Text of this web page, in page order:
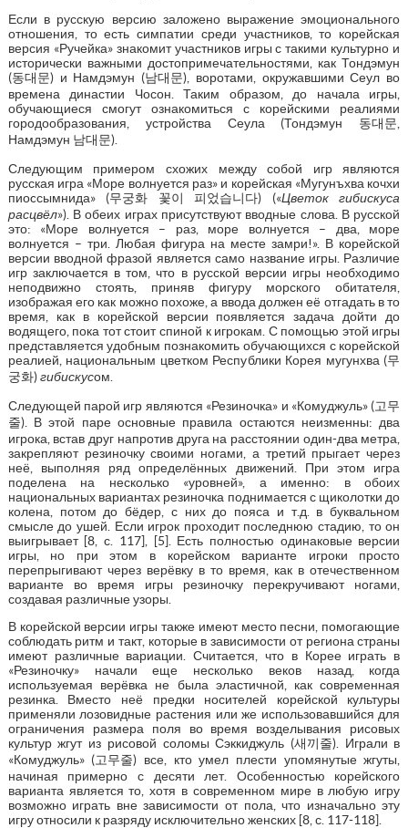
Если в русскую версию заложено выражение эмоционального
отношения, то есть симпатии среди участников, то корейская
версия «Ручейка» знакомит участников игры с такими культурно и
исторически важными достопримечательностями, как Тондэмун
(동대문) и Намдэмун (남대문), воротами, окружавшими Сеул во
времена династии Чосон. Таким образом, до начала игры,
обучающиеся смогут ознакомиться с корейскими реалиями
городообразования, устройства Сеула (Тондэмун 동대문,
Намдэмун 남대문).
Следующим примером схожих между собой игр являются
русская игра «Море волнуется раз» и корейская «Мугунъхва кочхи
пиоcсымнида» (무궁화 꽃이 피었습니다) («Цветок гибискуса
расцвёл»). В обеих играх присутствуют вводные слова. В русской
это: «Море волнуется – раз, море волнуется – два, море
волнуется – три. Любая фигура на месте замри!». В корейской
версии вводной фразой является само название игры. Различие
игр заключается в том, что в русской версии игры необходимо
неподвижно стоять, приняв фигуру морского обитателя,
изображая его как можно похоже, а ввода должен её отгадать в то
время, как в корейской версии появляется задача дойти до
водящего, пока тот стоит спиной к игрокам. С помощью этой игры
представляется удобным познакомить обучающихся с корейской
реалией, национальным цветком Республики Корея мугунхва (무
궁화)гибискусом.
Следующей парой игр являются «Резиночка» и «Комуджуль» (고무
줄). В этой паре основные правила остаются неизменны: два
игрока, встав друг напротив друга на расстоянии один-два метра,
закрепляют резиночку своими ногами, а третий прыгает через
неё, выполняя ряд определённых движений. При этом игра
поделена на несколько «уровней», а именно: в обоих
национальных вариантах резиночка поднимается с щиколотки до
колена, потом до бёдер, с них до пояса и т.д. в буквальном
смысле до ушей. Если игрок проходит последнюю стадию, то он
выигрывает [8, с. 117], [5]. Есть полностью одинаковые версии
игры, но при этом в корейском варианте игроки просто
перепрыгивают через верёвку в то время, как в отечественном
варианте во время игры резиночку перекручивают ногами,
создавая различные узоры.
В корейской версии игры также имеют место песни, помогающие
соблюдать ритм и такт, которые в зависимости от региона страны
имеют различные вариации. Считается, что в Корее играть в
«Резиночку» начали еще несколько веков назад, когда
используемая верёвка не была эластичной, как современная
резинка. Вместо неё предки носителей корейской культуры
применяли лозовидные растения или же использовавшийся для
ограничения размера поля во время возделывания рисовых
культур жгут из рисовой соломы Сэккиджуль (새끼줄). Играли в
«Комуджуль» (고무줄) все, кто умел плести упомянутые жгуты,
начиная примерно с десяти лет. Особенностью корейского
варианта является то, хотя в современном мире в любую игру
возможно играть вне зависимости от пола, что изначально эту
игру относили к разряду исключительно женских [8, с. 117-118].